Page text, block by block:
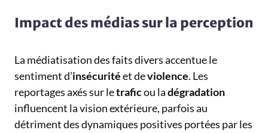
Impact des médias sur la perception
La médiatisation des faits divers accentue le
sentiment d’insécuritéet deviolence. Les
reportages axés sur letraficou ladégradation
influencent la vision extérieure, parfois au
détriment des dynamiques positives portées par les